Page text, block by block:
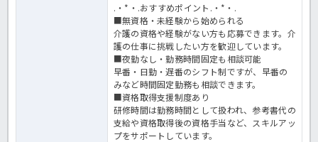
.・*・.おすすめポイント.・*・.
■無資格・未経験から始められる
介護の資格や経験がない方も応募できます。介
護の仕事に挑戦したい方を歓迎しています。
■夜勤なし・勤務時間固定も相談可能
早番・日勤・遅番のシフト制ですが、早番の
みなど時間固定勤務も相談できます。
■資格取得支援制度あり
研修時間は勤務時間として扱われ、参考書代の
支給や資格取得後の資格手当など、スキルアッ
プをサポートしています。